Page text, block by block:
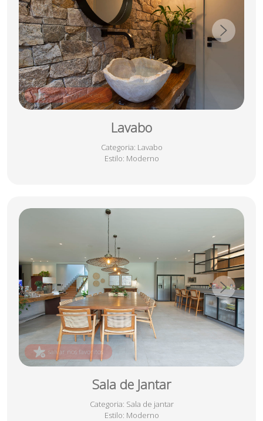
Lavabo
Categoria: Lavabo
Estilo: Moderno
salvar nos favoritos
Sala de Jantar
Categoria: Sala de jantar
Estilo: Moderno
salvar nos favoritos